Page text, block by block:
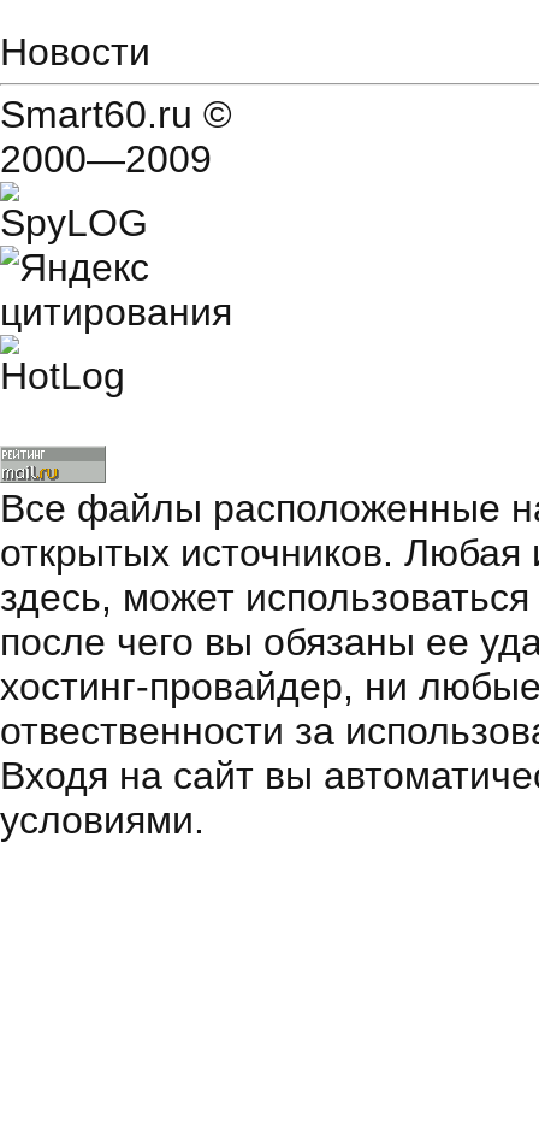
Новости
Smart60.ru ©
2000—2009
Все файлы расположенные
открытых источников.
здесь, может
после чего вы обязаны ее
хостинг-провайдер, ни
отвественности за
Входя на сайт вы
условиями.